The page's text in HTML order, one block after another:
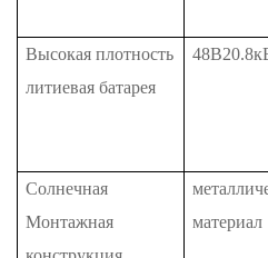
Высокая плотность
литиевая батарея
Солнечная
Монтажная
материал